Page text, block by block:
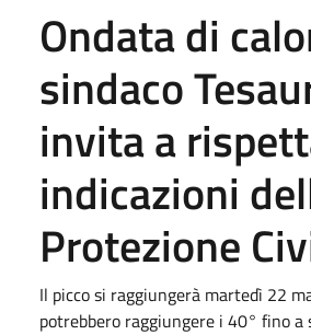
Ondata di
sindaco
invita a
indicazioni
Protezione
Il picco si raggiungerà martedì 22
potrebbero raggiungere i 40° fino a